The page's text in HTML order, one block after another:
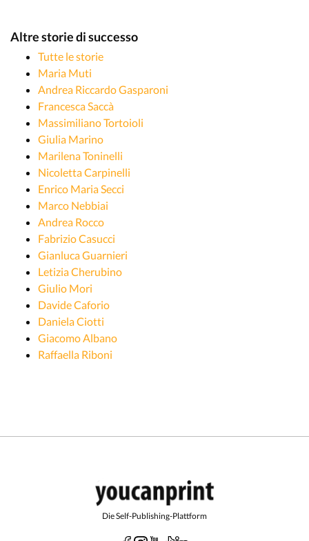
Altre storie di successo
Tutte le storie
Maria Muti
Andrea Riccardo Gasparoni
Francesca Saccà
Massimiliano Tortoioli
Giulia Marino
Marilena Toninelli
Nicoletta Carpinelli
Enrico Maria Secci
Marco Nebbiai
Andrea Rocco
Fabrizio Casucci
Gianluca Guarnieri
Letizia Cherubino
Giulio Mori
Davide Caforio
Daniela Ciotti
Giacomo Albano
Raffaella Riboni
Die Self-Publishing-Plattform